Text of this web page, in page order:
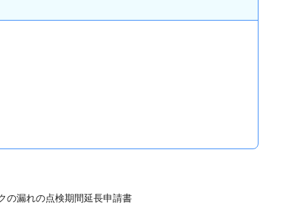
の漏れの点検期間延長申請書